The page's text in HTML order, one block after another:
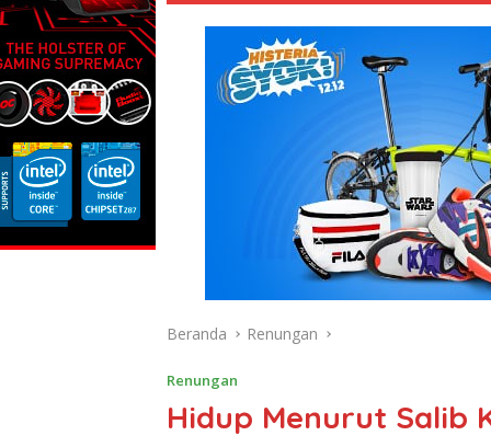
Beranda Renungan
Renungan
Hidup Menurut Salib